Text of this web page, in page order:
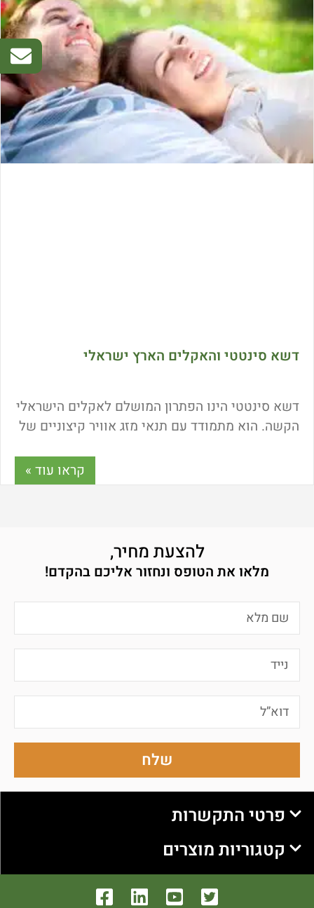
דשא סינטטי והאקלים הארץ ישראלי
דשא סינטטי הינו הפתרון המושלם לאקלים הישראלי
הקשה. הוא מתמודד עם תנאי מזג אוויר קיצוניים של
במיוחד. דשא סינטטי ישמור על יופיו וצבעו לאורך
כל השנה והוא אינו תלוי בתנאי האקלים כלל.
קראו עוד »
להצעת מחיר,
מלאו את הטופס ונחזור אליכם בהקדם!
שלח
פרטי התקשרות
קטגוריות מוצרים